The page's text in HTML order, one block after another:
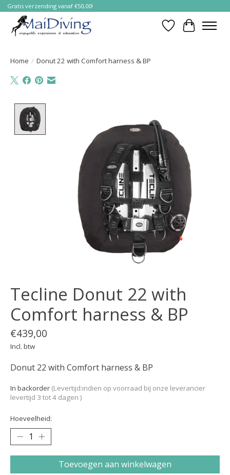
Gratis verzending vanaf €50,00!
Verlanglijst
Home / Donut 22 with Comfort harness & BP
Tecline Donut 22 with
Comfort harness & BP
€439,00
Incl. btw
Donut 22 with Comfort harness & BP
In backorder (Levertijd:indien op voorraad bij onze leverancier
levertijd 3 tot 4 dagen )
Hoeveelheid:
Toevoegen aan winkelwagen